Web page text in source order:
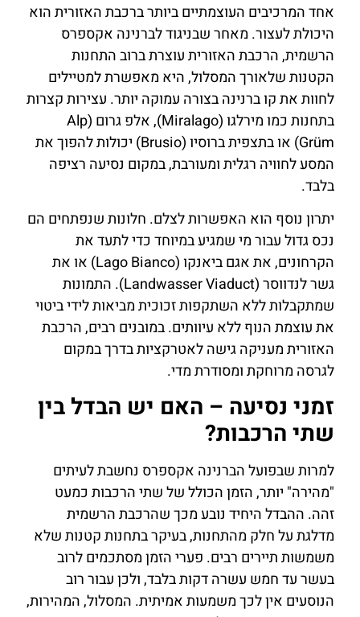
אחד המרכיבים העוצמתיים ביותר ברכבת האזורית הוא
היכולת לעצור. מאחר שבניגוד לברנינה אקספרס
הרשמית, הרכבת האזורית עוצרת ברוב התחנות
הקטנות שלאורך המסלול, היא מאפשרת למטיילים
לחוות את קו ברנינה בצורה עמוקה יותר. עצירות קצרות
בתחנות כמו מירלגו (Miralago), אלפ גרום (Alp
Grüm) או בתצפית ברוסיו (Brusio) יכולות להפוך את
המסע לחוויה רגלית ומעורבת, במקום נסיעה רציפה
בלבד.
יתרון נוסף הוא האפשרות לצלם. חלונות שנפתחים הם
נכס גדול עבור מי שמגיע במיוחד כדי לתעד את
הקרחונים, את אגם ביאנקו (Lago Bianco) או את
גשר לנדווסר (Landwasser Viaduct). התמונות
שמתקבלות ללא השתקפות זכוכית מביאות לידי ביטוי
את עוצמת הנוף ללא עיוותים. במובנים רבים, הרכבת
האזורית מעניקה גישה לאטרקציות בדרך במקום
לגרסה מרוחקת ומסודרת מדי.
זמני נסיעה – האם יש הבדל בין
שתי הרכבות?
למרות שבפועל הברנינה אקספרס נחשבת לעיתים
"מהירה" יותר, הזמן הכולל של שתי הרכבות כמעט
זהה. ההבדל היחיד נובע מכך שהרכבת הרשמית
מדלגת על חלק מהתחנות, בעיקר בתחנות קטנות שלא
משמשות תיירים רבים. פערי הזמן מסתכמים לרוב
בעשר עד חמש עשרה דקות בלבד, ולכן עבור רוב
הנוסעים אין לכך משמעות אמיתית. המסלול, המהירות,